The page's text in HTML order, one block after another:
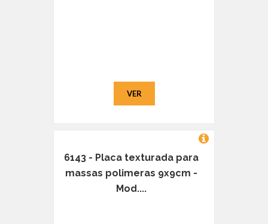
VER
6143 - Placa texturada para
massas polimeras 9x9cm -
Mod....